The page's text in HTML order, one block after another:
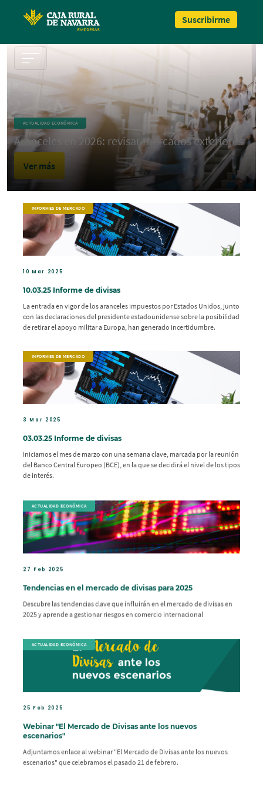
Suscribirme
ACTUALIDAD ECONÓMICA
Aranceles en 2026: revisar mercados exteriores
Ver más
INFORMES DE MERCADO
10 Mar 2025
10.03.25 Informe de divisas
La entrada en vigor de los aranceles impuestos por Estados Unidos, junto
con las declaraciones del presidente estadounidense sobre la posibilidad
de retirar el apoyo militar a Europa, han generado incertidumbre.
INFORMES DE MERCADO
3 Mar 2025
03.03.25 Informe de divisas
Iniciamos el mes de marzo con una semana clave, marcada por la reunión
del Banco Central Europeo (BCE), en la que se decidirá el nivel de los tipos
de interés.
ACTUALIDAD ECONÓMICA
27 Feb 2025
Tendencias en el mercado de divisas para 2025
Descubre las tendencias clave que influirán en el mercado de divisas en
2025 y aprende a gestionar riesgos en comercio internacional
ACTUALIDAD ECONÓMICA
25 Feb 2025
Webinar "El Mercado de Divisas ante los nuevos
escenarios"
Adjuntamos enlace al webinar "El Mercado de Divisas ante los nuevos
escenarios" que celebramos el pasado 21 de febrero.